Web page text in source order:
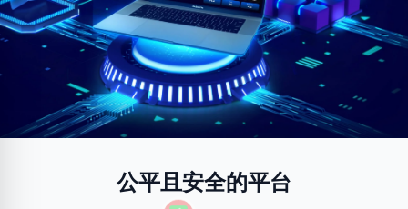
公平且安全的平台